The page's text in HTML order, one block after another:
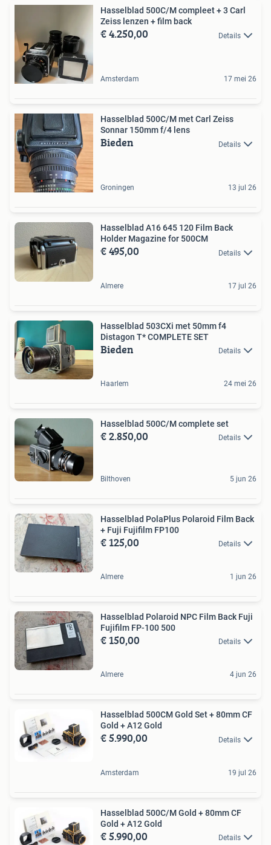
Hasselblad 500C/M compleet + 3 Carl
Zeiss lenzen + film back
€ 4.250,00 Details
Amsterdam 17 mei 26
Hasselblad 500C/M met Carl Zeiss
Sonnar 150mm f/4 lens
Bieden Details
Groningen 13 jul 26
Hasselblad A16 645 120 Film Back
Holder Magazine for 500CM
€ 495,00 Details
Almere 17 jul 26
Hasselblad 503CXi met 50mm f4
Distagon T* COMPLETE SET
Bieden Details
Haarlem 24 mei 26
Hasselblad 500C/M complete set
€ 2.850,00 Details
Bilthoven 5 jun 26
Hasselblad PolaPlus Polaroid Film Back
+ Fuji Fujifilm FP100
€ 125,00 Details
Almere 1 jun 26
Hasselblad Polaroid NPC Film Back Fuji
Fujifilm FP-100 500
€ 150,00 Details
Almere 4 jun 26
Hasselblad 500CM Gold Set + 80mm CF
Gold + A12 Gold
€ 5.990,00 Details
Amsterdam 19 jul 26
Hasselblad 500C/M Gold + 80mm CF
Gold + A12 Gold
€ 5.990,00 Details